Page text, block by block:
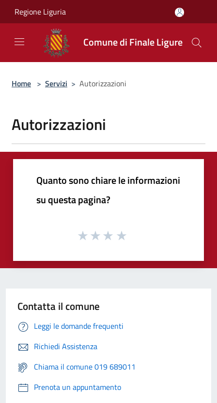
Regione Liguria
Comune di Finale Ligure
Home > Servizi > Autorizzazioni
Autorizzazioni
Quanto sono chiare le informazioni
su questa pagina?
Contatta il comune
Leggi le domande frequenti
Richiedi Assistenza
Chiama il comune 019 689011
Prenota un appuntamento